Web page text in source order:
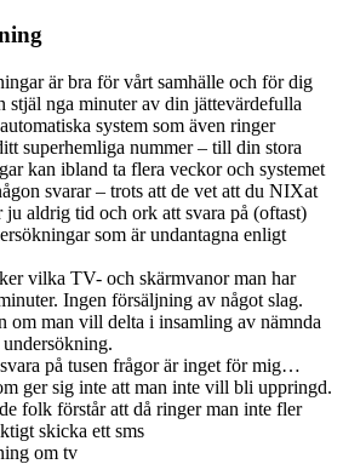
är bra för vårt samhälle och för dig
stjäl nga minuter av din jättevärdefulla
system som även ringer
superhemliga nummer – till din stora
kan ibland ta flera veckor och systemet
svarar – trots att de vet att du NIXat
aldrig tid och ork att svara på (oftast)
som är undantagna enligt
vilka TV- och skärmvanor man har
Ingen försäljning av något slag.
om man vill delta i insamling av nämnda
på tusen frågor är inget för mig…
ger sig inte att man inte vill bli uppringd.
folk förstår att då ringer man inte fler
skicka ett sms
om tv